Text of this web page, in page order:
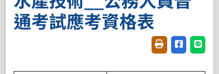
通考試應考資格表
友善列印(開新視
分享至臉書
分享